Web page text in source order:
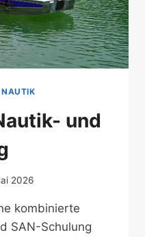
NAUTIK
und
2026
kombinierte
SAN-Schulung